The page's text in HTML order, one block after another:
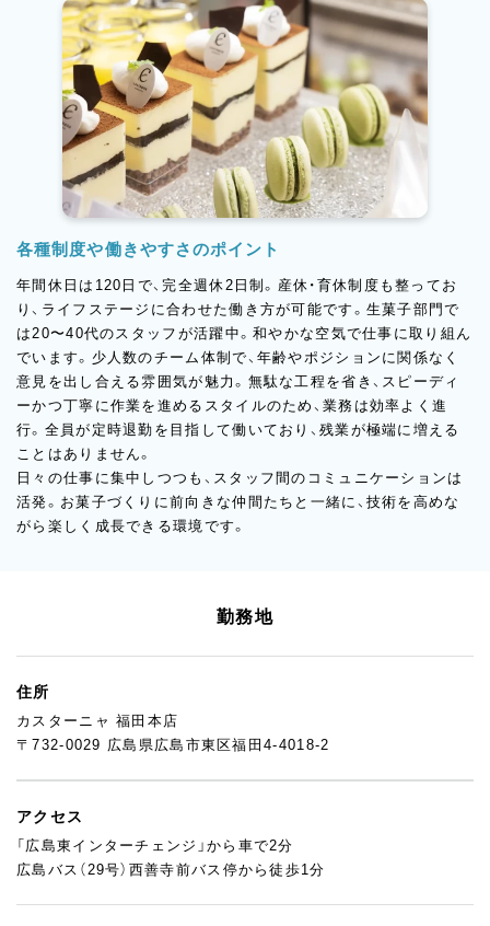
各種制度や働きやすさのポイント
年間休日は120日で、完全週休2日制。産休・育休制度も整ってお
り、ライフステージに合わせた働き方が可能です。生菓子部門で
は20〜40代のスタッフが活躍中。和やかな空気で仕事に取り組ん
でいます。少人数のチーム体制で、年齢やポジションに関係なく
意見を出し合える雰囲気が魅力。無駄な工程を省き、スピーディ
ーかつ丁寧に作業を進めるスタイルのため、業務は効率よく進
行。全員が定時退勤を目指して働いており、残業が極端に増える
ことはありません。
日々の仕事に集中しつつも、スタッフ間のコミュニケーションは
活発。お菓子づくりに前向きな仲間たちと一緒に、技術を高めな
がら楽しく成長できる環境です。
勤務地
住所
カスターニャ 福田本店
〒732-0029 広島県広島市東区福田4-4018-2
アクセス
「広島東インターチェンジ」から車で2分
広島バス（29号）西善寺前バス停から徒歩1分